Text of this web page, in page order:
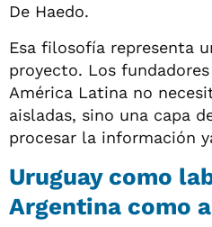
De Haedo.
Esa filosofía representa
proyecto. Los
América Latina no
aisladas, sino una capa
procesar la información
Uruguay como
Argentina como